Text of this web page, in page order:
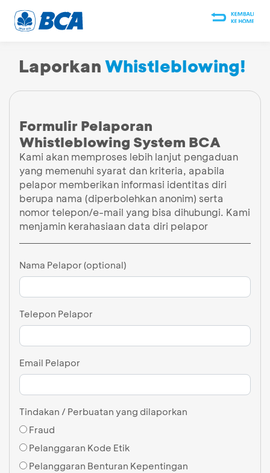
LaporkanWhistleblowing!
Formulir Pelaporan
Whistleblowing System BCA
Kami akan memproses lebih lanjut pengaduan
yang memenuhi syarat dan kriteria, apabila
pelapor memberikan informasi identitas diri
berupa nama (diperbolehkan anonim) serta
nomor telepon/e-mail yang bisa dihubungi. Kami
menjamin kerahasiaan data diri pelapor
Nama Pelapor (optional)
Telepon Pelapor
Email Pelapor
Tindakan / Perbuatan yang dilaporkan
Fraud
Pelanggaran Kode Etik
Pelanggaran Benturan Kepentingan